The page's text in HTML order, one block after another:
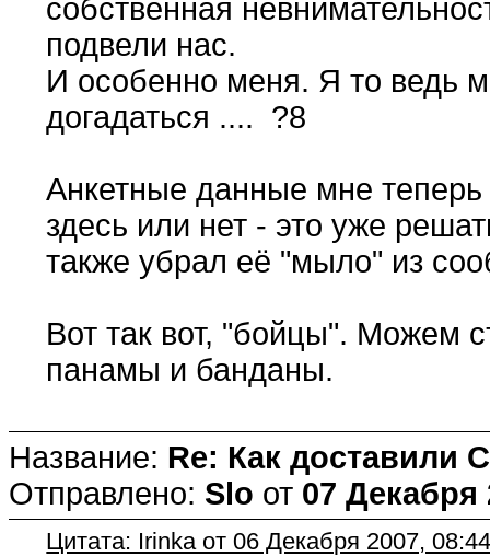
собственная
подвели нас.
И особенно меня. Я то ведь
догадаться .... ?8
Анкетные данные мне
здесь или нет - это уже
также убрал её "мыло" из
Вот так вот, "бойцы". Можем
панамы и банданы.
Название: Re: Как доставили
Отправлено: Slo от 07 Декабря
Цитата: Irinka от 06 Декабря 2007,